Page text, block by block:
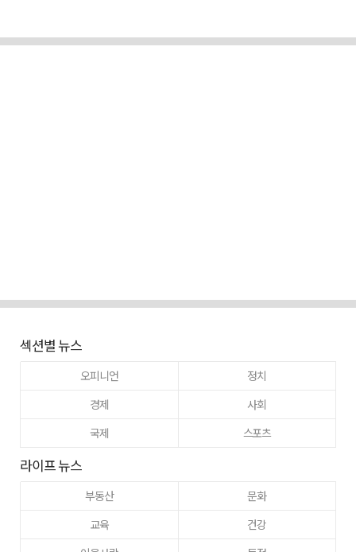
섹션별 뉴스
오피니언
정치
경제
사회
국제
스포츠
라이프 뉴스
부동산
문화
교육
건강